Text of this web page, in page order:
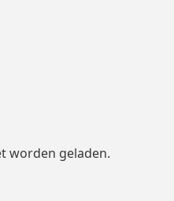
worden geladen.